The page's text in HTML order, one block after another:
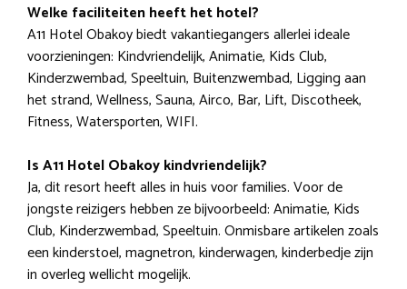
Welke faciliteiten heeft het hotel?
A11 Hotel Obakoy biedt vakantiegangers allerlei ideale
voorzieningen: Kindvriendelijk, Animatie, Kids Club,
Kinderzwembad, Speeltuin, Buitenzwembad, Ligging aan
het strand, Wellness, Sauna, Airco, Bar, Lift, Discotheek,
Fitness, Watersporten, WIFI.
Is A11 Hotel Obakoy kindvriendelijk?
Ja, dit resort heeft alles in huis voor families. Voor de
jongste reizigers hebben ze bijvoorbeeld: Animatie, Kids
Club, Kinderzwembad, Speeltuin. Onmisbare artikelen zoals
een kinderstoel, magnetron, kinderwagen, kinderbedje zijn
in overleg wellicht mogelijk.